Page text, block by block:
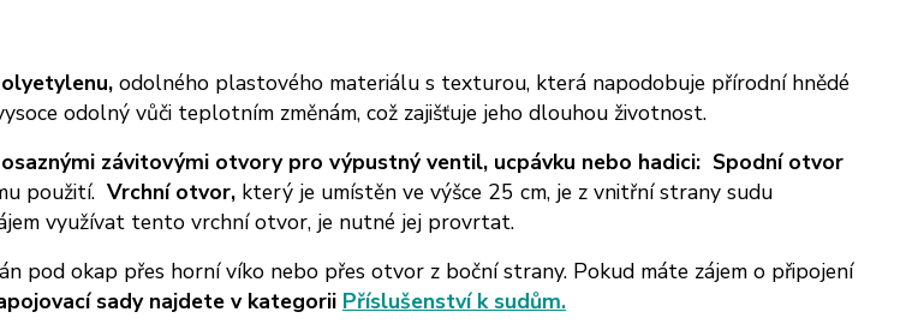
odolného plastového materiálu s texturou, která napodobuje přírodní hnědé
odolný vůči teplotním změnám, což zajišťuje jeho dlouhou životnost.
závitovými otvory pro výpustný ventil, ucpávku nebo hadici: Spodní otvor
použití. Vrchní otvor,který je umístěn ve výšce 25 cm, je z vnitřní strany sudu
využívat tento vrchní otvor, je nutné jej provrtat.
pod okap přes horní víko nebo přes otvor z boční strany. Pokud máte zájem o připojení
sady najdete v kategorii Příslušenství k sudům.